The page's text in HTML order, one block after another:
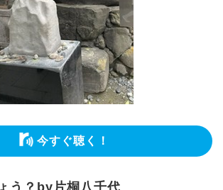
今すぐ聴く！
う？by片桐八千代